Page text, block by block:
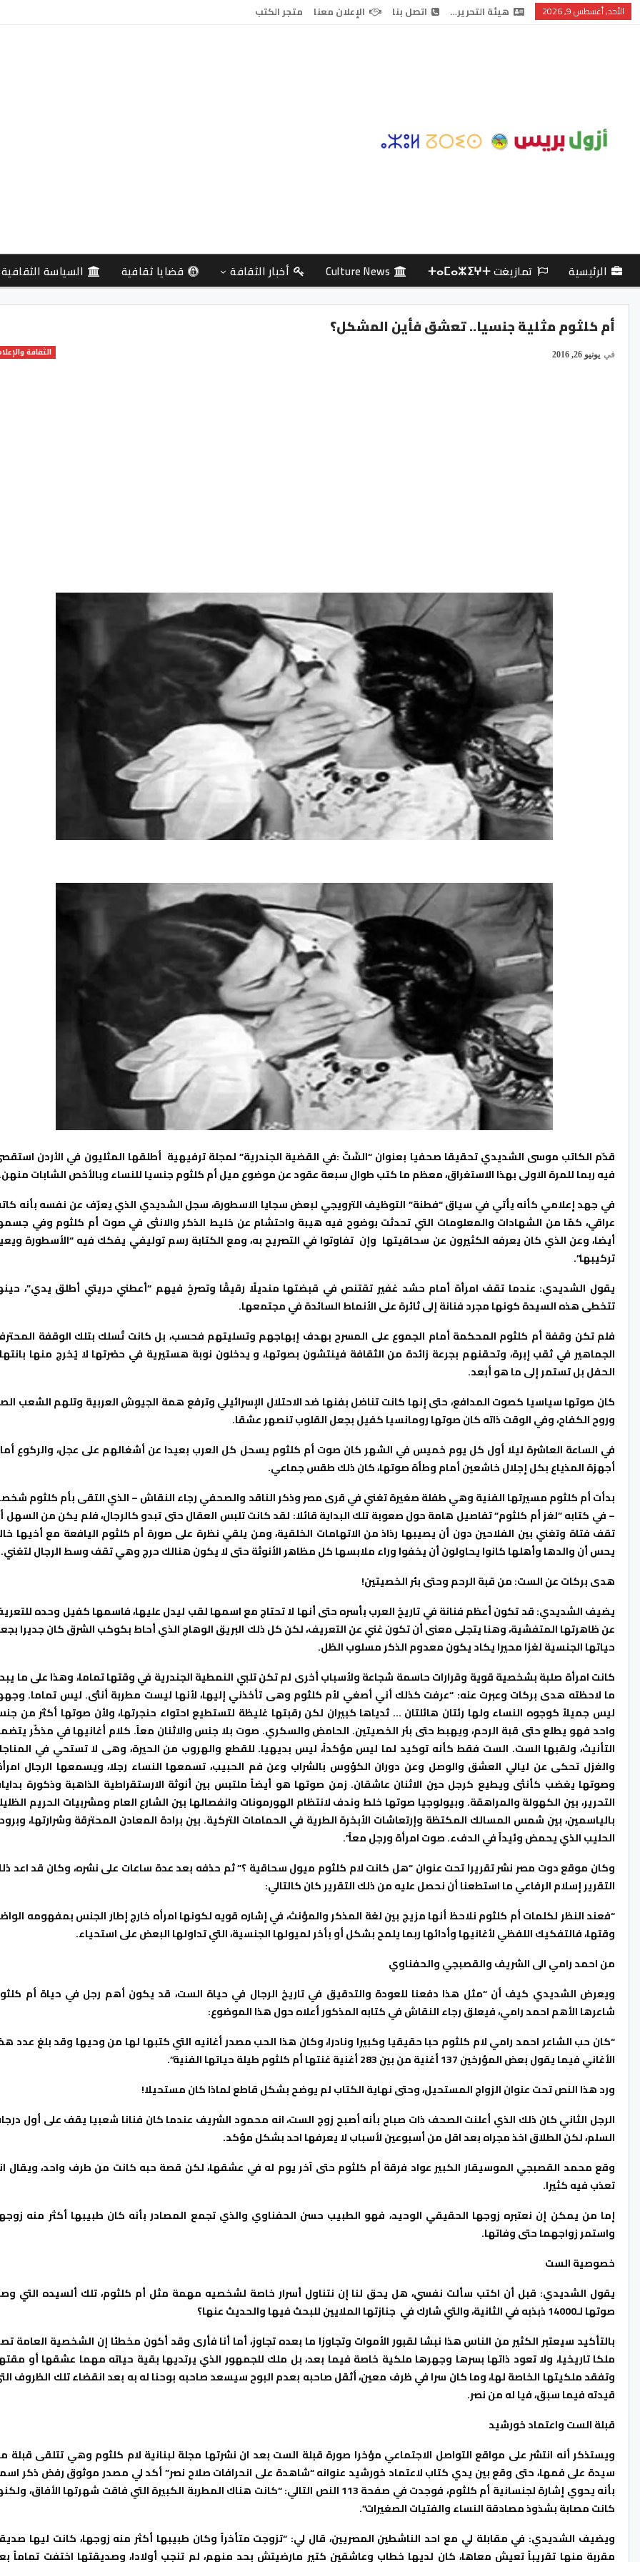
الأحد, أغسطس 9, 2026 هيئة التحرير… اتصل بنا الإعلان معنا متجر الكتب
الرئيسية تمازيغت ⵜⴰⵎⴰⵣⵉⵖⵜ Culture News أخبار الثقافة قضايا ثقافية السياسة الثقافية
أم كلثوم مثلية جنسيا.. تعشق فأين المشكل؟
الثقافة في يونيو 26, 2016
قدّم الكاتب موسى الشديدي تحقيقا صحفيا بعنوان “السِّتّ :في القضية الجندرية” لمجلة ترفيهية أطلقها المثليون في الأردن
فيه ربما للمرة الاولى بهذا الاستغراق، معظم ما كتب طوال سبعة عقود عن موضوع ميل أم كلثوم جنسيا للنساء وبالأخص الشابات منهن.
في جهد إعلامي كأنه يأتي في سياق “فطنة” التوظيف الترويجي لبعض سجايا الاسطورة، سجل الشديدي الذي يعرّف عن نفسه بأنه
عراقي، كمّا من الشهادات والمعلومات التي تحدثت بوضوح فيه هيبة واحتشام عن خليط الذكر والانثى في صوت أم كلثوم وفي
أيضا، وعن الذي كان يعرفه الكثيرون عن سحاقيتها وإن تفاوتوا في التصريح به، ومع الكتابة رسم توليفي يفكك فيه “الأسطورة
تركيبها”.
يقول الشديدي: عندما تقف امرأة أمام حشد غفير تقتنص في قبضتها منديلًا رقيقًا وتصرخ فيهم “أعطني حريتي أطلق يدي”،
تتخطى هذه السيدة كونها مجرد فنانة إلى ثائرة على الأنماط السائدة في مجتمعها.
فلم تكن وقفة أم كلثوم المحكمة أمام الجموع على المسرح بهدف إبهاجهم وتسليتهم فحسب، بل كانت تُسلك بتلك الوقفة
الجماهير في ثقب إبرة، وتحقنهم بجرعة زائدة من الثقافة فينتشون بصوتها، و يدخلون نوبة هستيرية في حضرتها لا يُخرج منها
الحفل بل تستمر إلى ما هو أبعد.
كان صوتها سياسيا كصوت المدافع، حتى إنها كانت تناضل بفنها ضد الاحتلال الإسرائيلي وترفع همة الجيوش العربية وتلهم الشعب
وروح الكفاح، وفي الوقت ذاته كان صوتها رومانسيا كفيل بجعل القلوب تنصهر عشقا.
في الساعة العاشرة ليلا أول كل يوم خميس في الشهر كان صوت أم كلثوم يسحل كل العرب بعيدا عن أشغالهم على عجل، والركوع
أجهزة المذياع بكل إجلال خاشعين أمام وطأة صوتها، كان ذلك طقس جماعي.
بدأت أم كلثوم مسيرتها الفنية وهي طفلة صغيرة تغني في قرى مصر وذكر الناقد والصحفي رجاء النقاش – الذي التقى بأم كلثوم
– في كتابه ”لغز أم كلثوم” تفاصيل هامة حول صعوبة تلك البداية قائلا: لقد كانت تلبس العقال حتى تبدو كالرجال، فلم يكن من السهل
تقف فتاة وتغني بين الفلاحين دون أن يصيبها رذاذ من الاتهامات الخلقية، ومن يلقي نظرة على صورة أم كلثوم اليافعة مع أخيها
يحس أن والدها وأهلها كانوا يحاولون أن يخفوا وراء ملابسها كل مظاهر الأنوثة حتى لا يكون هنالك حرج وهي تقف وسط الرجال لتغني.
هدى بركات عن الست: من قبة الرحم وحتى بئر الخصيتين!
يضيف الشديدي: قد تكون أعظم فنانة في تاريخ العرب بأسره حتى أنها لا تحتاج مع اسمها لقب ليدل عليها، فاسمها كفيل وحده
عن ظاهرتها المتفشية، وهنا يتجلى معنى أن تكون غني عن التعريف، لكن كل ذلك البريق الوهاج الذي أحاط بكوكب الشرق كان جديرا
حياتها الجنسية لغزا محيرا يكاد يكون معدوم الذكر مسلوب الظل.
كانت امرأة صلبة بشخصية قوية وقرارات حاسمة شجاعة ولأسباب أخرى لم تكن تلبي النمطية الجندرية في وقتها تماما، وهذا على ما
ما لاحظته هدى بركات وعبرت عنه: “عرفت كذلك أني أصغي لأم كلثوم وهى تأخذني إليها، لأنها ليست مطربة أنثى. ليس تماما.
ليس جميلاً كوجوه النساء ولها رئتان هائلتان … ثدياها كبيران لكن رقبتها غليظة لتستطيع احتواء حنجرتها، ولأن صوتها أكثر من
واحد فهو يطلع حتى قبة الرحم، ويهبط حتى بئر الخصيتين. الحامض والسكري. صوت بلا جنس والاثنان معاً. كلام أغانيها في مذكّر
التأنيث، ولقبها الست. الست فقط كأنه توكيد لما ليس مؤكداً، ليس بديهيا. للقطع والهروب من الحيرة، وهى لا تستحي في
والغزل تحكى عن ليالي العشق والوصل وعن دوران الكؤوس بالشراب وعن فم الحبيب، تسمعها النساء رجلا، ويسمعها الرجال
وصوتها يغضب كأنثى ويطيع كرجل حين الاثنان عاشقان. زمن صوتها هو أيضاً ملتبس بين أنوثة الارستقراطية الذاهبة وذكورة
التحرير، بين الكهولة والمراهقة. وبيولوجيا صوتها خلط وندف لانتظام الهورمونات وانفصالها بين الشارع العام ومشربيات الحريم
بالياسمين، بين شمس المسالك المكتظة وإرتعاشات الأبخرة الطرية في الحمامات التركية. بين برادة المعادن المحترقة وشرارتها،
الحليب الذي يحمض وئيداً في الدفء. صوت امرأة ورجل معاً”.
وكان موقع دوت مصر نشر تقريرا تحت عنوان “هل كانت لام كلثوم ميول سحاقية ؟” ثم حذفه بعد عدة ساعات على نشره، وكان قد اعد
التقرير إسلام الرفاعي ما استطعنا أن نحصل عليه من ذلك التقرير كان كالتالي:
“فعند النظر لكلمات أم كلثوم نلاحظ أنها مزيج بين لغة المذكر والمؤنث، في إشاره قويه لكونها امرأه خارج إطار الجنس بمفهومه
وقتها، فالتفكيك اللفظي لأغانيها وأدائها ربما يلمح بشكل أو بأخر لميولها الجنسية، التي تداولها البعض على استحياء.
من احمد رامي الى الشريف والقصبجي والحفناوي
ويعرض الشديدي كيف أن “مثل هذا دفعنا للعودة والتدقيق في تاريخ الرجال في حياة الست، قد يكون أهم رجل في حياة أم
شاعرها الأهم احمد رامي، فيعلق رجاء النقاش في كتابه المذكور أعلاه حول هذا الموضوع:
“كان حب الشاعر احمد رامي لام كلثوم حبا حقيقيا وكبيرا ونادرا، وكان هذا الحب مصدر أغانيه التي كتبها لها من وحيها وقد بلغ عدد
الأغاني فيما يقول بعض المؤرخين 137 أغنية من بين 283 أغنية غنتها أم كلثوم طيلة حياتها الفنية”.
ورد هذا النص تحت عنوان الزواج المستحيل، وحتى نهاية الكتاب لم يوضح بشكل قاطع لماذا كان مستحيلا!
الرجل الثاني كان ذلك الذي أعلنت الصحف ذات صباح بأنه أصبح زوج الست، انه محمود الشريف عندما كان فنانا شعبيا يقف على أول
السلم، لكن الطلاق اخذ مجراه بعد اقل من أسبوعين لأسباب لا يعرفها احد بشكل مؤكد.
وقع محمد القصبجي الموسيقار الكبير عواد فرقة أم كلثوم حتى آخر يوم له في عشقها، لكن قصة حبه كانت من طرف واحد، ويقال
تعذب فيه كثيرا.
إما من يمكن إن نعتبره زوجها الحقيقي الوحيد، فهو الطبيب حسن الحفناوي والذي تجمع المصادر بأنه كان طبيبها أكثر منه
واستمر زواجهما حتى وفاتها.
خصوصية الست
يقول الشديدي: قبل أن اكتب سألت نفسي، هل يحق لنا إن نتناول أسرار خاصة لشخصيه مهمة مثل أم كلثوم، تلك ألسيده التي
صوتها لـ14000 ذبذبه في الثانية، والتي شارك في جنازتها الملايين للبحث فيها والحديث عنها؟
بالتأكيد سيعتبر الكثير من الناس هذا نبشا لقبور الأموات وتجاوزا ما بعده تجاوز، أما أنا فأرى وقد أكون مخطئا إن الشخصية العامة
ملكا تاريخيا، ولا تعود ذاتها بسرها وجهرها ملكية خاصة فيما بعد، بل ملك للجمهور الذي يرتديها بقية حياته مهما عشقها أو
وتفقد ملكيتها الخاصة لها، وما كان سرا في ظرف معين، أثقل صاحبه بعدم البوح سيسعد صاحبه بوحنا له به بعد انقضاء تلك الظروف
قيدته فيما سبق، فيا له من نصر.
قبلة الست واعتماد خورشيد
ويستذكر أنه انتشر على مواقع التواصل الاجتماعي مؤخرا صورة قبلة الست بعد ان نشرتها مجلة لبنانية لام كلثوم وهي تتلقى قبلة
سيدة على فمها، حتى وقع بين يدي كتاب لاعتماد خورشيد عنوانه “شاهدة على انحرافات صلاح نصر” أكد لي مصدر موثوق رفض ذكر
بأنه يحوي إشارة لجنسانية أم كلثوم، فوجدت في صفحة 113 النص التالي: “كانت هناك المطربة الكبيرة التي فاقت شهرتها الأفاق،
كانت مصابة بشذوذ مصادقة النساء والفتيات الصغيرات”.
ويضيف الشديدي: في مقابلة لي مع احد الناشطين المصريين، قال لي: “تزوجت متأخراً وكان طبيبها أكثر منه زوجها، كانت ليها
مقربة منها تقريباً تعيش معاها، كان لديها خطاب وعاشقين كتير مارضيتش بحد منهم، لم تنجب أولادا، وصديقتها اختفت تماماً